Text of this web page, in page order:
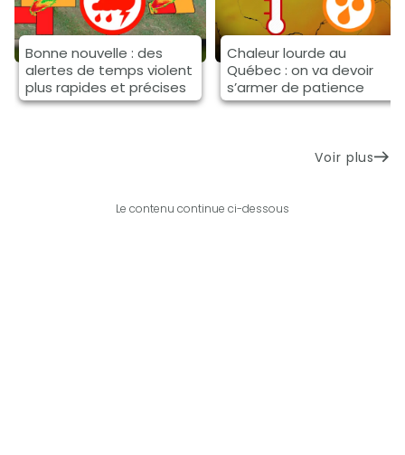
Bonne nouvelle : des
alertes de temps violent
plus rapides et précises
Chaleur lourde au
Québec : on va devoir
s’armer de patience
Voir plus
Le contenu continue ci-dessous